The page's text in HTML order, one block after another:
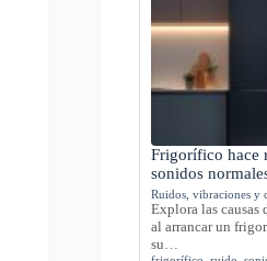
Frigorífico hace
sonidos
Ruidos, vibraciones y
Explora las causas
al arrancar un
su…